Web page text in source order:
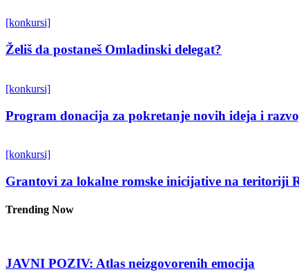
[konkursi]
Želiš da postaneš Omladinski delegat?
[konkursi]
Program donacija za pokretanje novih ideja i
[konkursi]
Grantovi za lokalne romske inicijative na teritoriji
Trending Now
JAVNI POZIV: Atlas neizgovorenih emocija